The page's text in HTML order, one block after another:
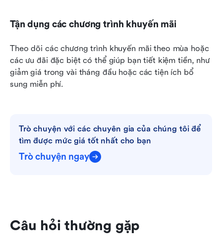
Tận dụng các chương trình khuyến mãi
Theo dõi các chương trình khuyến mãi theo mùa hoặc
các ưu đãi đặc biệt có thể giúp bạn tiết kiệm tiền, như
giảm giá trong vài tháng đầu hoặc các tiện ích bổ
sung miễn phí.
Trò chuyện với các chuyên gia của chúng tôi để
tìm được mức giá tốt nhất cho bạn
Trò chuyện ngay
Câu hỏi thường gặp